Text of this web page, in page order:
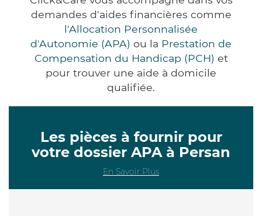
demandes d'aides financières comme
l'Allocation Personnalisée
d'Autonomie (APA) ou la Prestation de
Compensation du Handicap (PCH) et
pour trouver une aide à domicile
qualifiée.
Les pièces à fournir pour
votre dossier APA à Persan
En Savoir Plus